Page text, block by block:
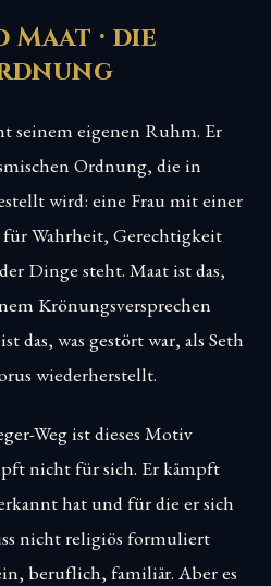
· die
seinem eigenen Ruhm. Er
Ordnung, die in
wird: eine Frau mit einer
Wahrheit, Gerechtigkeit
Dinge steht. Maat ist das,
Krönungsversprechen
das, was gestört war, als Seth
wiederherstellt.
Weg ist dieses Motiv
nicht für sich. Er kämpft
hat und für die er sich
nicht religiös formuliert
beruflich, familiär. Aber es